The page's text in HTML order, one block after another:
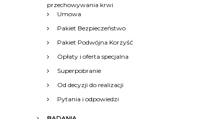
przechowywania krwi
Umowa
Pakiet Bezpieczeństwo
Pakiet Podwójna Korzyść
Opłaty i oferta specjalna
Superpobranie
Od decyzji do realizacji
Pytania i odpowiedzi